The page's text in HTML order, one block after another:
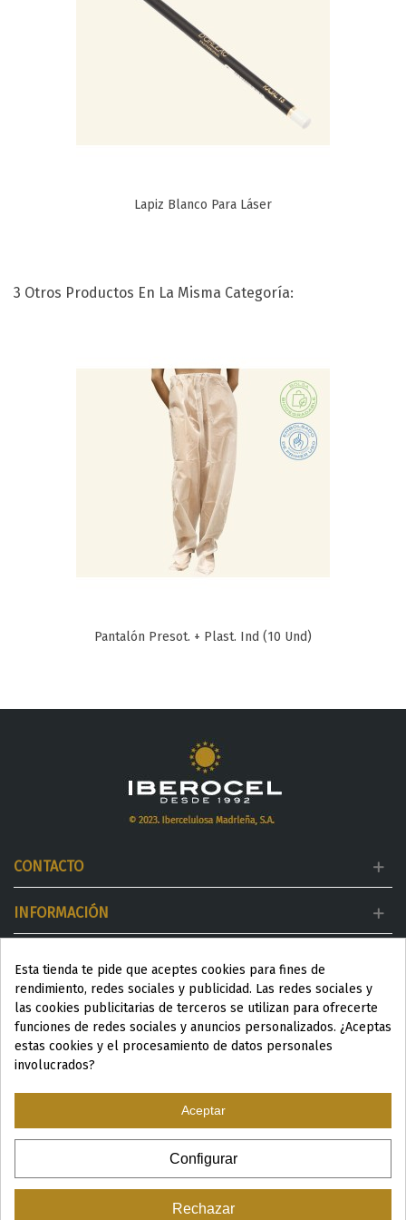
Lapiz Blanco Para Láser
3 Otros Productos En La Misma Categoría:
Pantalón Presot. + Plast. Ind (10 Und)
CONTACTO
INFORMACIÓN
DESTACADOS
ESP|ENG
© 2024 Productos Wellness para Spa y Centros de estética
Esta tienda te pide que aceptes cookies para fines de
rendimiento, redes sociales y publicidad. Las redes sociales y
las cookies publicitarias de terceros se utilizan para ofrecerte
funciones de redes sociales y anuncios personalizados. ¿Aceptas
estas cookies y el procesamiento de datos personales
involucrados?
Aceptar
Configurar
Rechazar